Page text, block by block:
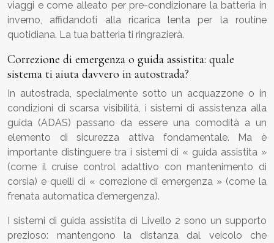
viaggi e come alleato per pre-condizionare la batteria in
inverno, affidandoti alla ricarica lenta per la routine
quotidiana. La tua batteria ti ringrazierà.
Correzione di emergenza o guida assistita: quale
sistema ti aiuta davvero in autostrada?
In autostrada, specialmente sotto un acquazzone o in
condizioni di scarsa visibilità, i sistemi di assistenza alla
guida (ADAS) passano da essere una comodità a un
elemento di sicurezza attiva fondamentale. Ma è
importante distinguere tra i sistemi di « guida assistita »
(come il cruise control adattivo con mantenimento di
corsia) e quelli di « correzione di emergenza » (come la
frenata automatica d’emergenza).
I sistemi di guida assistita di Livello 2 sono un supporto
prezioso: mantengono la distanza dal veicolo che